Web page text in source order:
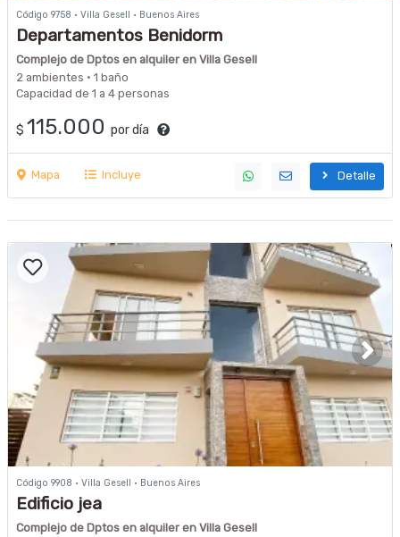
Código 9758 · Villa Gesell · Buenos Aires
Departamentos Benidorm
Complejo de Dptos en alquiler en Villa Gesell
2 ambientes · 1 baño
Capacidad de 1 a 4 personas
$ 115.000 por día
Mapa Incluye Detalle
Código 9908 · Villa Gesell · Buenos Aires
Edificio jea
Complejo de Dptos en alquiler en Villa Gesell